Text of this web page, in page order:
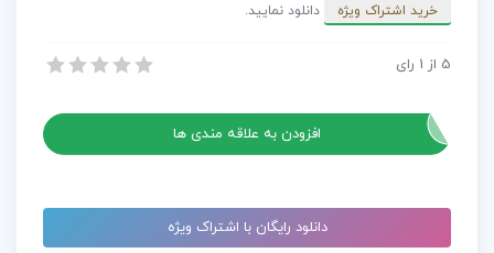
عدد
خرید اشتراک ویژه
دانلود نمایید.
پروژه افترافکت اسلایدشو ذرات عروسی زیبا
5 از 1 رای
افزودن به علاقه مندی ها
دانلود رایگان با اشتراک ویژه